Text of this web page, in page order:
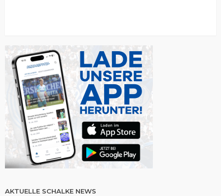
AKTUELLE SCHALKE NEWS